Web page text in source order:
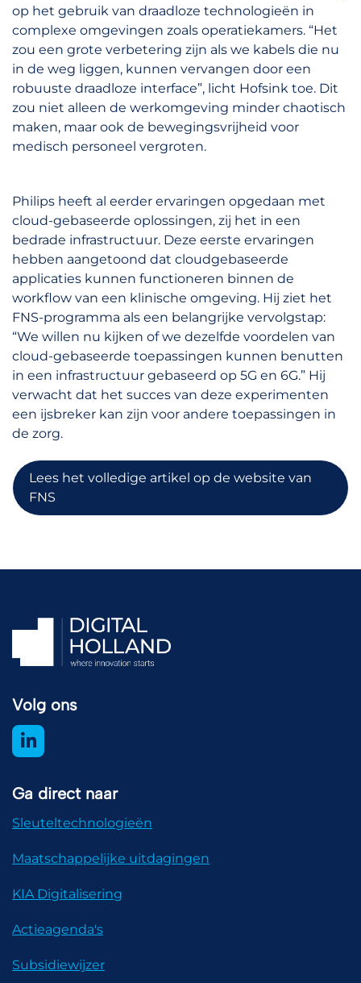
op het gebruik van draadloze technologieën in
complexe omgevingen zoals operatiekamers. “Het
zou een grote verbetering zijn als we kabels die nu
in de weg liggen, kunnen vervangen door een
robuuste draadloze interface”, licht Hofsink toe. Dit
zou niet alleen de werkomgeving minder chaotisch
maken, maar ook de bewegingsvrijheid voor
medisch personeel vergroten.
Philips heeft al eerder ervaringen opgedaan met
cloud-gebaseerde oplossingen, zij het in een
bedrade infrastructuur. Deze eerste ervaringen
hebben aangetoond dat cloudgebaseerde
applicaties kunnen functioneren binnen de
workflow van een klinische omgeving. Hij ziet het
FNS-programma als een belangrijke vervolgstap:
“We willen nu kijken of we dezelfde voordelen van
cloud-gebaseerde toepassingen kunnen benutten
in een infrastructuur gebaseerd op 5G en 6G.” Hij
verwacht dat het succes van deze experimenten
een ijsbreker kan zijn voor andere toepassingen in
de zorg.
Lees het volledige artikel op de website van
FNS
Volg ons
Ga direct naar
Sleuteltechnologieën
Maatschappelijke uitdagingen
KIA Digitalisering
Actieagenda's
Subsidiewijzer